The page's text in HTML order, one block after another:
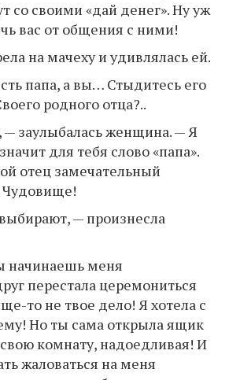
со своими «дай денег». Ну уж
вас от общения с ними!
на мачеху и удивлялась ей.
папа, а вы… Стыдитесь его
родного отца?..
заулыбалась женщина. — Я
для тебя слово «папа».
отец замечательный
Чудовище!
— произнесла
меня
перестала церемониться
то не твое дело! Я хотела с
Но ты сама открыла ящик
комнату, надоедливая! И
жаловаться на меня